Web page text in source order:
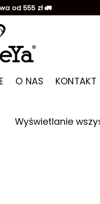
od 555 zł 🚛
O NAS KONTAKT
Wyświetlanie